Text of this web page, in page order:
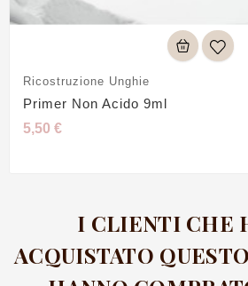
Ricostruzione Unghie
Primer Non Acido 9ml
5,50 €
I CLIENTI CHE
ACQUISTATO